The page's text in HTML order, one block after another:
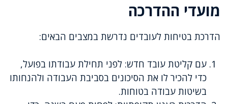
מועדי ההדרכה
הדרכת בטיחות לעובדים נדרשת במצבים הבאים:
עם קליטת עובד חדש: לפני תחילת עבודתו בפועל,
כדי להכיר לו את הסיכונים בסביבת העבודה ולהנחותו
בשיטות עבודה בטוחות.